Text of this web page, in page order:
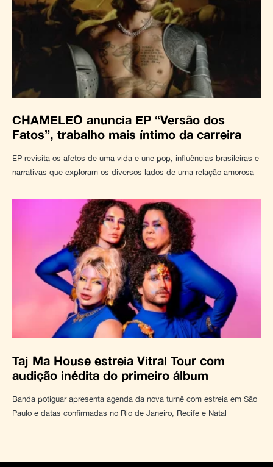
CHAMELEO anuncia EP “Versão dos
Fatos”, trabalho mais íntimo da carreira
EP revisita os afetos de uma vida e une pop, influências brasileiras e
narrativas que exploram os diversos lados de uma relação amorosa
Taj Ma House estreia Vitral Tour com
audição inédita do primeiro álbum
Banda potiguar apresenta agenda da nova turnê com estreia em São
Paulo e datas confirmadas no Rio de Janeiro, Recife e Natal